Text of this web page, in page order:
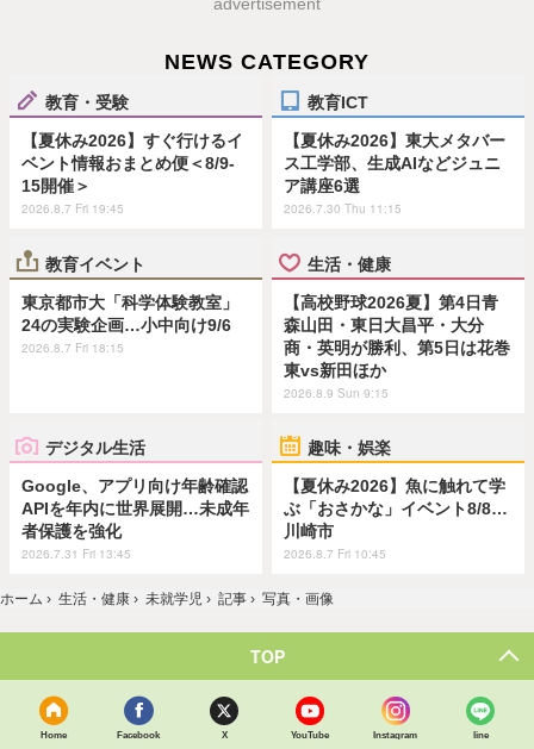
NEWS CATEGORY
教育・受験
【夏休み2026】すぐ行けるイ
ベント情報おまとめ便＜8/9-
15開催＞
2026.8.7 Fri 19:45
教育ICT
【夏休み2026】東大メタバー
ス工学部、生成AIなどジュニ
ア講座6選
2026.7.30 Thu 11:15
教育イベント
東京都市大「科学体験教室」
24の実験企画…小中向け9/6
2026.8.7 Fri 18:15
生活・健康
【高校野球2026夏】第4日青
森山田・東日大昌平・大分
商・英明が勝利、第5日は花巻
東vs新田ほか
2026.8.9 Sun 9:15
デジタル生活
Google、アプリ向け年齢確認
APIを年内に世界展開…未成年
者保護を強化
2026.7.31 Fri 13:45
趣味・娯楽
【夏休み2026】魚に触れて学
ぶ「おさかな」イベント8/8…
川崎市
2026.8.7 Fri 10:45
ホーム › 生活・健康 › 未就学児 › 記事 › 写真・画像
TOP
Home Facebook X YouTube Instagram line